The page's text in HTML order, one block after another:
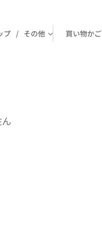
プ その他 買い物かご